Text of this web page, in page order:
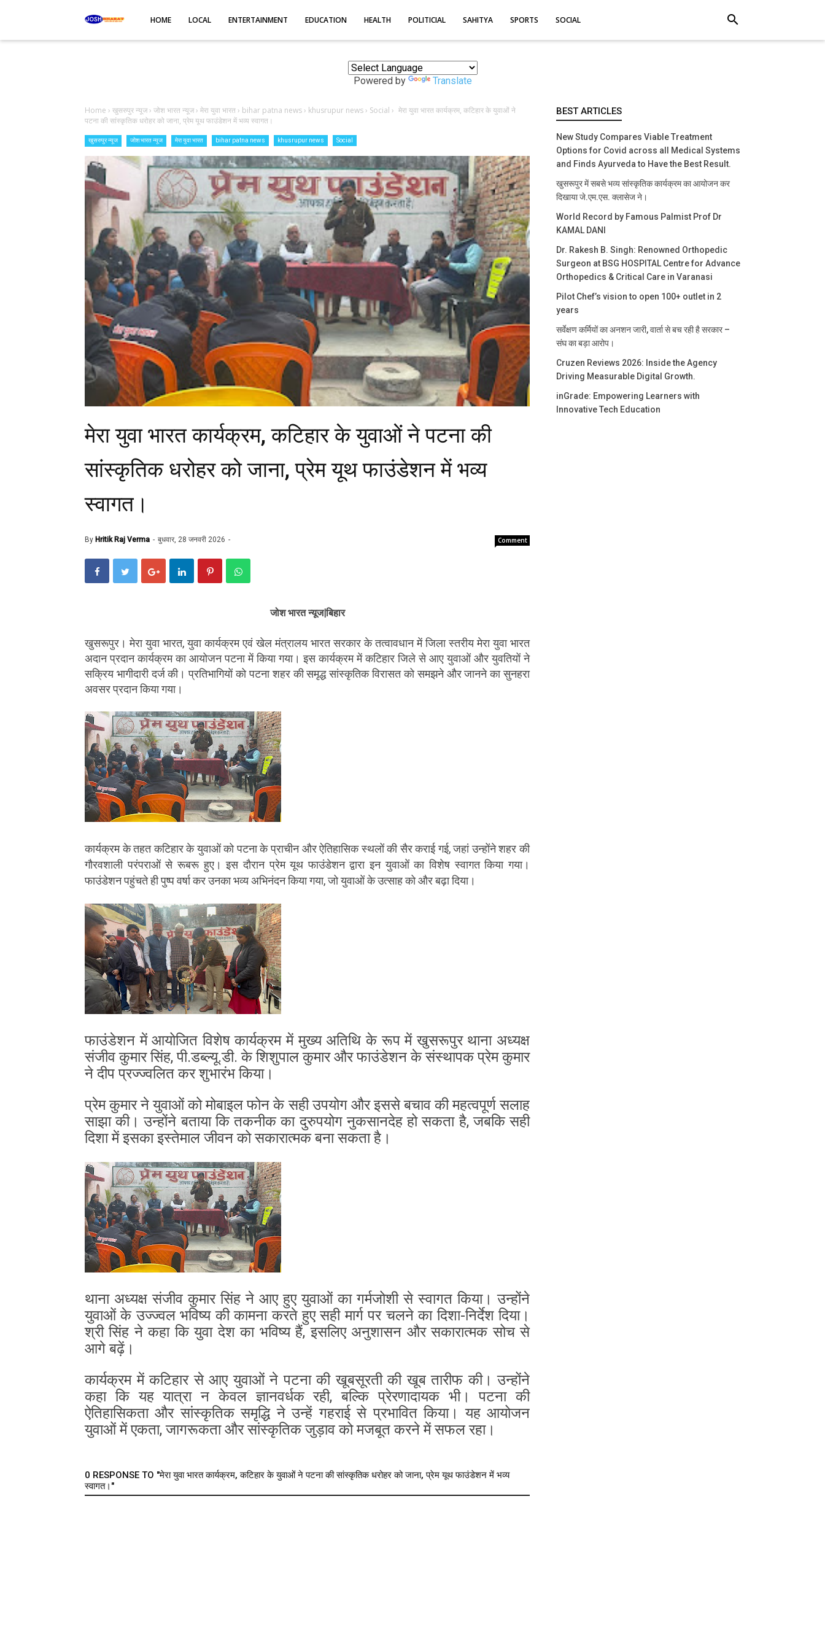
HOME LOCAL ENTERTAINMENT EDUCATION HEALTH POLITICIAL SAHITYA SPORTS SOCIAL search
Powered by Translate
Home › खुसरुपुर न्यूज› जोश भारत न्यूज› मेरा युवा भारत› bihar patna news› khusrupur news› Social › मेरा युवा भारत कार्यक्रम, कटिहार के युवाओं ने
पटना की सांस्कृतिक धरोहर को जाना, प्रेम यूथ फाउंडेशन में भव्य स्वागत।
खुसरुपुर न्यूज जोश भारत न्यूज मेरा युवा भारत bihar patna news khusrupur news Social
मेरा युवा भारत कार्यक्रम, कटिहार के युवाओं ने पटना की
सांस्कृतिक धरोहर को जाना, प्रेम यूथ फाउंडेशन में भव्य
स्वागत।
By Hritik Raj Verma बुधवार, 28 जनवरी 2026 Comment
जोश भारत न्यूज|बिहार
खुसरूपुर। मेरा युवा भारत, युवा कार्यक्रम एवं खेल मंत्रालय भारत सरकार के तत्वावधान में जिला स्तरीय मेरा युवा भारत
अदान प्रदान कार्यक्रम का आयोजन पटना में किया गया। इस कार्यक्रम में कटिहार जिले से आए युवाओं और युवतियों ने
सक्रिय भागीदारी दर्ज की। प्रतिभागियों को पटना शहर की समृद्ध सांस्कृतिक विरासत को समझने और जानने का सुनहरा
अवसर प्रदान किया गया।
कार्यक्रम के तहत कटिहार के युवाओं को पटना के प्राचीन और ऐतिहासिक स्थलों की सैर कराई गई, जहां उन्होंने शहर की
गौरवशाली परंपराओं से रूबरू हुए। इस दौरान प्रेम यूथ फाउंडेशन द्वारा इन युवाओं का विशेष स्वागत किया गया।
फाउंडेशन पहुंचते ही पुष्प वर्षा कर उनका भव्य अभिनंदन किया गया, जो युवाओं के उत्साह को और बढ़ा दिया।
फाउंडेशन में आयोजित विशेष कार्यक्रम में मुख्य अतिथि के रूप में खुसरूपुर थाना अध्यक्ष
संजीव कुमार सिंह, पी.डब्ल्यू.डी. के शिशुपाल कुमार और फाउंडेशन के संस्थापक प्रेम कुमार
ने दीप प्रज्ज्वलित कर शुभारंभ किया।
प्रेम कुमार ने युवाओं को मोबाइल फोन के सही उपयोग और इससे बचाव की महत्वपूर्ण सलाह
साझा की। उन्होंने बताया कि तकनीक का दुरुपयोग नुकसानदेह हो सकता है, जबकि सही
दिशा में इसका इस्तेमाल जीवन को सकारात्मक बना सकता है।
थाना अध्यक्ष संजीव कुमार सिंह ने आए हुए युवाओं का गर्मजोशी से स्वागत किया। उन्होंने
युवाओं के उज्ज्वल भविष्य की कामना करते हुए सही मार्ग पर चलने का दिशा-निर्देश दिया।
श्री सिंह ने कहा कि युवा देश का भविष्य हैं, इसलिए अनुशासन और सकारात्मक सोच से
आगे बढ़ें।
कार्यक्रम में कटिहार से आए युवाओं ने पटना की खूबसूरती की खूब तारीफ की। उन्होंने
कहा कि यह यात्रा न केवल ज्ञानवर्धक रही, बल्कि प्रेरणादायक भी। पटना की
ऐतिहासिकता और सांस्कृतिक समृद्धि ने उन्हें गहराई से प्रभावित किया। यह आयोजन
युवाओं में एकता, जागरूकता और सांस्कृतिक जुड़ाव को मजबूत करने में सफल रहा।
0 RESPONSE TO "मेरा युवा भारत कार्यक्रम, कटिहार के युवाओं ने पटना की सांस्कृतिक धरोहर को जाना, प्रेम यूथ फाउंडेशन में भव्य
स्वागत।"
BEST ARTICLES
New Study Compares Viable Treatment
Options for Covid across all Medical Systems
and Finds Ayurveda to Have the Best Result.
खुसरूपुर में सबसे भव्य सांस्कृतिक कार्यक्रम का आयोजन कर
दिखाया जे.एम.एस. क्लासेज ने।
World Record by Famous Palmist Prof Dr
KAMAL DANI
Dr. Rakesh B. Singh: Renowned Orthopedic
Surgeon at BSG HOSPITAL Centre for Advance
Orthopedics & Critical Care in Varanasi
Pilot Chef’s vision to open 100+ outlet in 2
years
सर्वेक्षण कर्मियों का अनशन जारी, वार्ता से बच रही है सरकार –
संघ का बड़ा आरोप।
Cruzen Reviews 2026: Inside the Agency
Driving Measurable Digital Growth.
inGrade: Empowering Learners with
Innovative Tech Education